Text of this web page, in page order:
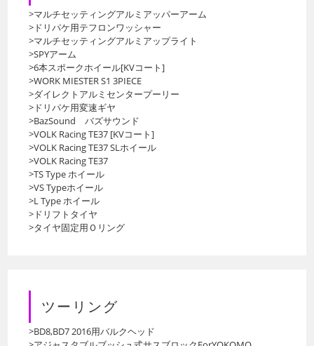
>マルチセッティングアルミアッパーアーム
>ドリパケ用テフロンワッシャー
>マルチセッティングアルミアップライト
>SPYアーム
>6本スポークホイール[KVコート]
>WORK MIESTER S1 3PIECE
>ダイレクトアルミセンタープーリー
>ドリパケ用変速ギヤ
>BazSound バズサウンド
>VOLK Racing TE37 [KVコート]
>VOLK Racing TE37 SLホイール
>VOLK Racing TE37
>TS Type ホイール
>VS Typeホイール
>L Type ホイール
>ドリフトタイヤ
>タイヤ固定用Ｏリング
ツーリング
>BD8,BD7 2016用バルクヘッド